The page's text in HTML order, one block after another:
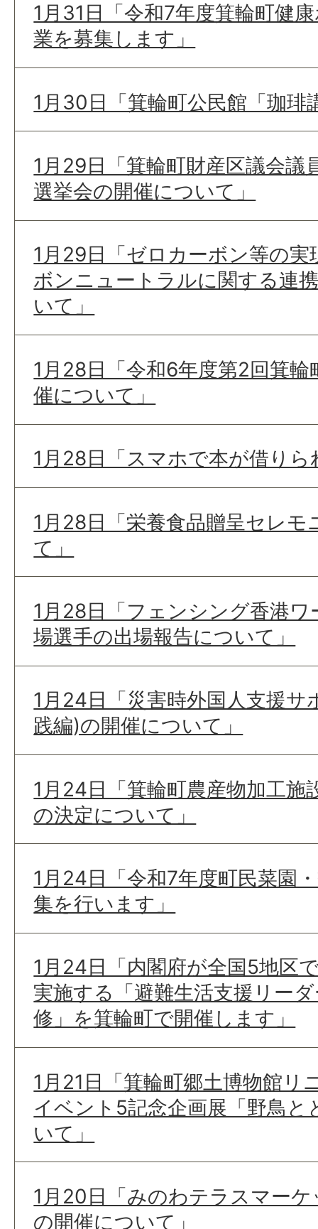
1月31日「令和7年度箕輪町健
業を募集します」
1月30日「箕輪町公民館「珈琲
1月29日「箕輪町財産区議会議
選挙会の開催について」
1月29日「ゼロカーボン等の
ボンニュートラルに関する連
いて」
1月28日「令和6年度第2回箕
催について」
1月28日「スマホで本が借りら
1月28日「栄養食品贈呈セレモ
て」
1月28日「フェンシング香港
場選手の出場報告について」
1月24日「災害時外国人支援サ
践編)の開催について」
1月24日「箕輪町農産物加工施
の決定について」
1月24日「令和7年度町民菜園
集を行います」
1月24日「内閣府が全国5地区
実施する「避難生活支援リー
修」を箕輪町で開催します」
1月21日「箕輪町郷土博物館リ
イベント5記念企画展「野鳥と
いて」
1月20日「みのわテラスマー
の開催について」